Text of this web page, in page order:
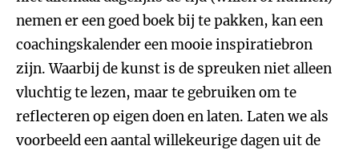
nemen er een goed boek bij te pakken, kan een
coachingskalender een mooie inspiratiebron
zijn. Waarbij de kunst is de spreuken niet alleen
vluchtig te lezen, maar te gebruiken om te
reflecteren op eigen doen en laten. Laten we als
voorbeeld een aantal willekeurige dagen uit de